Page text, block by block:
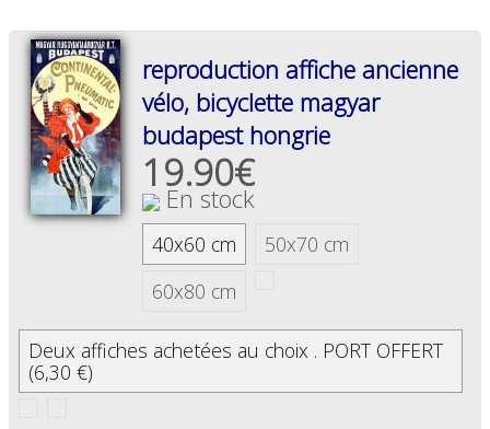
reproduction affiche ancienne
vélo, bicyclette magyar
budapest hongrie
19.90€
En stock
40x60 cm
50x70 cm
60x80 cm
Deux affiches achetées au choix . PORT OFFERT
(6,30 €)